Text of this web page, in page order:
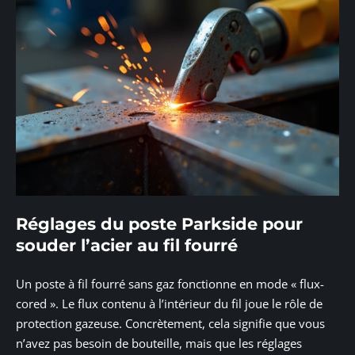
Réglages du poste Parkside pour
souder l’acier au fil fourré
Un poste à fil fourré sans gaz fonctionne en mode « flux-
cored ». Le flux contenu à l’intérieur du fil joue le rôle de
protection gazeuse. Concrètement, cela signifie que vous
n’avez pas besoin de bouteille, mais que les réglages